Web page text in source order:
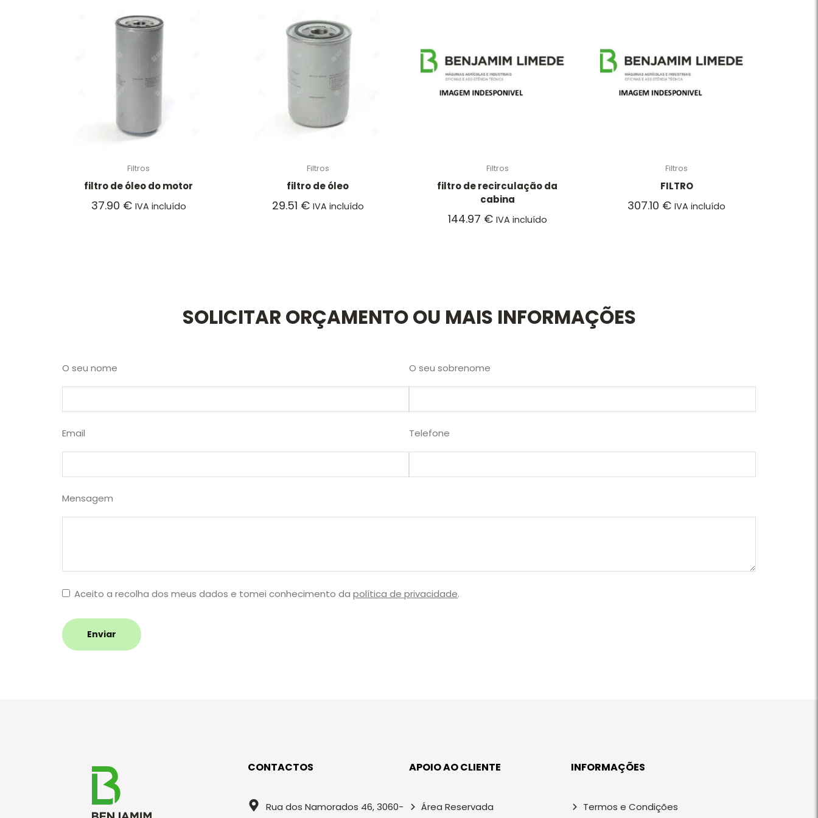
Filtros
filtro de óleo do motor
37.90 € IVA incluído
Filtros
filtro de óleo
29.51 € IVA incluído
Filtros
filtro de recirculação da
cabina
144.97 € IVA incluído
Filtros
FILTRO
307.10 € IVA incluído
SOLICITAR ORÇAMENTO OU MAIS INFORMAÇÕES
O seu nome O seu sobrenome
Email Telefone
Mensagem
Aceito a recolha dos meus dados e tomei conhecimento da política de privacidade.
Enviar
CONTACTOS
Rua dos Namorados 46, 3060-
APOIO AO CLIENTE
Área Reservada
INFORMAÇÕES
Termos e Condições